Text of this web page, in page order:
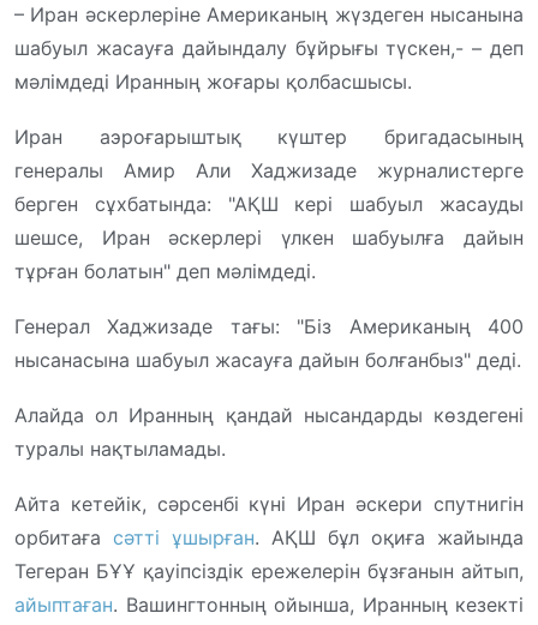
– Иран әскерлеріне Американың жүздеген нысанына
шабуыл жасауға дайындалу бұйрығы түскен,- – деп
мәлімдеді Иранның жоғары қолбасшысы.
Иран аэроғарыштық күштер бригадасының
генералы Амир Али Хаджизаде журналистерге
берген сұхбатында: "АҚШ кері шабуыл жасауды
шешсе, Иран әскерлері үлкен шабуылға дайын
тұрған болатын" деп мәлімдеді.
Генерал Хаджизаде тағы: "Біз Американың 400
нысанасына шабуыл жасауға дайын болғанбыз" деді.
Алайда ол Иранның қандай нысандарды көздегені
туралы нақтыламады.
Айта кетейік, сәрсенбі күні Иран әскери спутнигін
орбитаға сәтті ұшырған. АҚШ бұл оқиға жайында
Тегеран БҰҰ қауіпсіздік ережелерін бұзғанын айтып,
айыптаған. Вашингтонның ойынша, Иранның кезекті